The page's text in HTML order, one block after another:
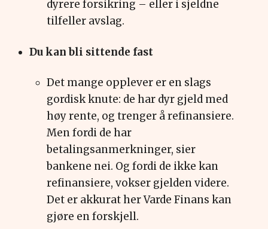
dyrere forsikring – eller i sjeldne
tilfeller avslag.
Du kan bli sittende fast
Det mange opplever er en slags
gordisk knute: de har dyr gjeld med
høy rente, og trenger å refinansiere.
Men fordi de har
betalingsanmerkninger, sier
bankene nei. Og fordi de ikke kan
refinansiere, vokser gjelden videre.
Det er akkurat her Varde Finans kan
gjøre en forskjell.